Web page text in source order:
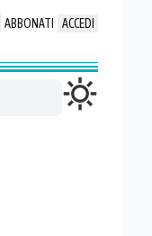
ABBONATI ACCEDI